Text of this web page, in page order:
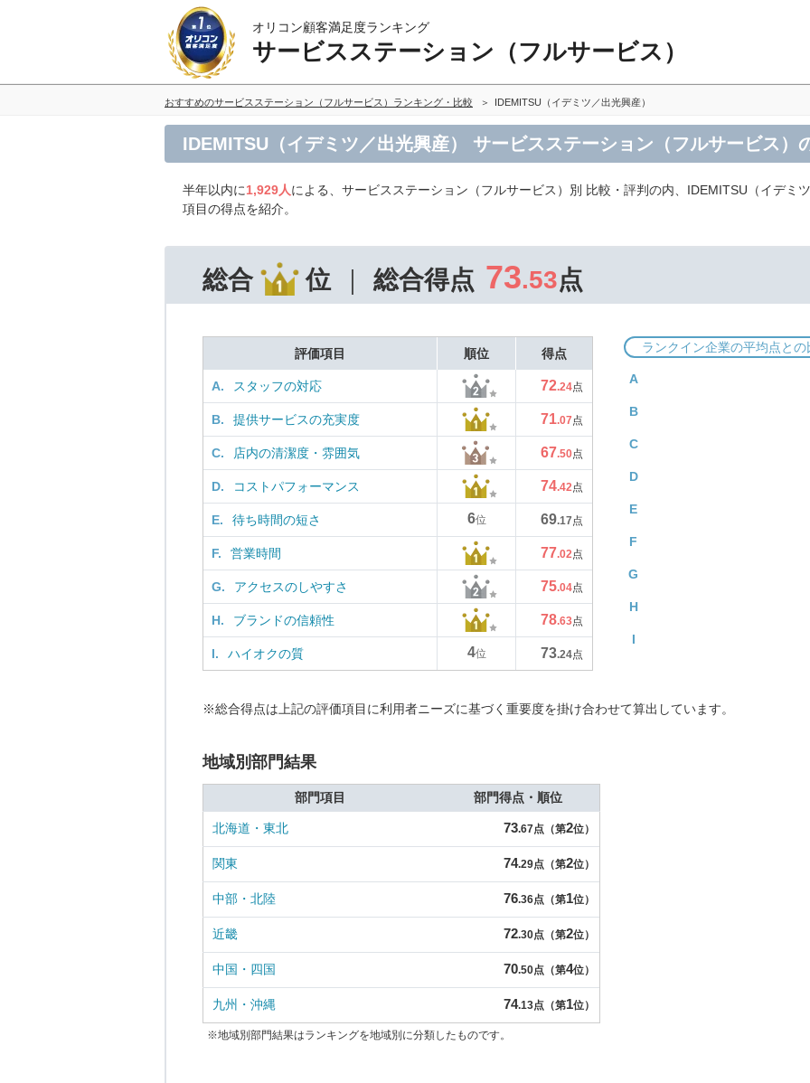
オリコン顧客満足度ランキング
サービスステーション（フルサービス）
おすすめのサービスステーション（フルサービス）ランキング・比較 IDEMITSU（イデミツ／出光興産）
IDEMITSU（イデミツ／出光興産） サービスステーション（フルサービス）
半年以内に1,929人による、サービスステーション（フルサービス）別 比較・評判の内、IDEMITSU（イデミ
項目の得点を紹介。
総合 位 総合得点 73.53点
評価項目 順位 得点
A. スタッフの対応 72.24点
B. 提供サービスの充実度 71.07点
C. 店内の清潔度・雰囲気 67.50点
D. コストパフォーマンス 74.42点
E. 待ち時間の短さ 6位 69.17点
F. 営業時間 77.02点
G. アクセスのしやすさ 75.04点
H. ブランドの信頼性 78.63点
I. ハイオクの質 4位 73.24点
ランクイン企業の平均点との
A
B
C
D
E
F
G
H
I
※総合得点は上記の評価項目に利用者ニーズに基づく重要度を掛け合わせて算出しています。
地域別部門結果
部門項目 部門得点・順位
北海道・東北 73.67点（第2位）
関東 74.29点（第2位）
中部・北陸 76.36点（第1位）
近畿 72.30点（第2位）
中国・四国 70.50点（第4位）
九州・沖縄 74.13点（第1位）
※地域別部門結果はランキングを地域別に分類したものです。